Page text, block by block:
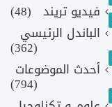
فيديو تريند (48)
الباندل الرئيسي
(362)
أحدث الموضوعات
(794)